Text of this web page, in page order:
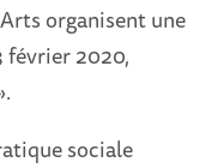
organisent une
février 2020,
sociale